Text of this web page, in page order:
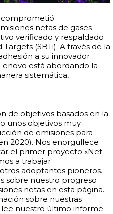
comprometió
netas de gases
verificado y respaldado
(SBTi). A través de la
a su innovador
está abordando la
sistemática,
de objetivos basados en la
unos objetivos muy
de emisiones para
2020). Nos enorgullece
el primer proyecto «Net-
a trabajar
adoptantes pioneros.
sobre nuestro progreso
netas en esta página.
sobre nuestras
nuestro último informe